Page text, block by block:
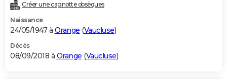
Créer une cagnotte obsèques
Naissance
24/05/1947 à Orange (Vaucluse)
Décès
08/09/2018 à Orange (Vaucluse)